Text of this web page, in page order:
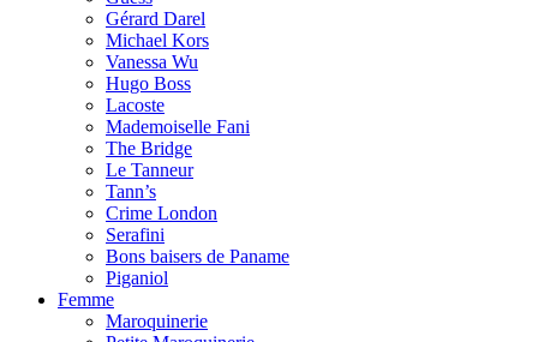
Gérard Darel
Michael Kors
Vanessa Wu
Hugo Boss
Lacoste
Mademoiselle Fani
The Bridge
Le Tanneur
Tann’s
Crime London
Serafini
Bons baisers de Paname
Piganiol
Femme
Maroquinerie